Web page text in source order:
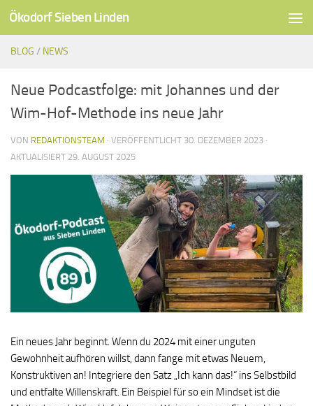
Unter dem Inhalt
Ökodorf Sieben Linden
BLOG / NEWS
Neue Podcastfolge: mit Johannes und der
Wim-Hof-Methode ins neue Jahr
VON REDAKTIONSTEAM · VERÖFFENTLICHT 30. DEZEMBER 2023 ·
AKTUALISIERT 29. AUGUST 2025
Ein neues Jahr beginnt. Wenn du 2024 mit einer unguten
Gewohnheit aufhören willst, dann fange mit etwas Neuem,
Konstruktiven an! Integriere den Satz „Ich kann das!“ ins Selbstbild
und entfalte Willenskraft. Ein Beispiel für so ein Mindset ist die